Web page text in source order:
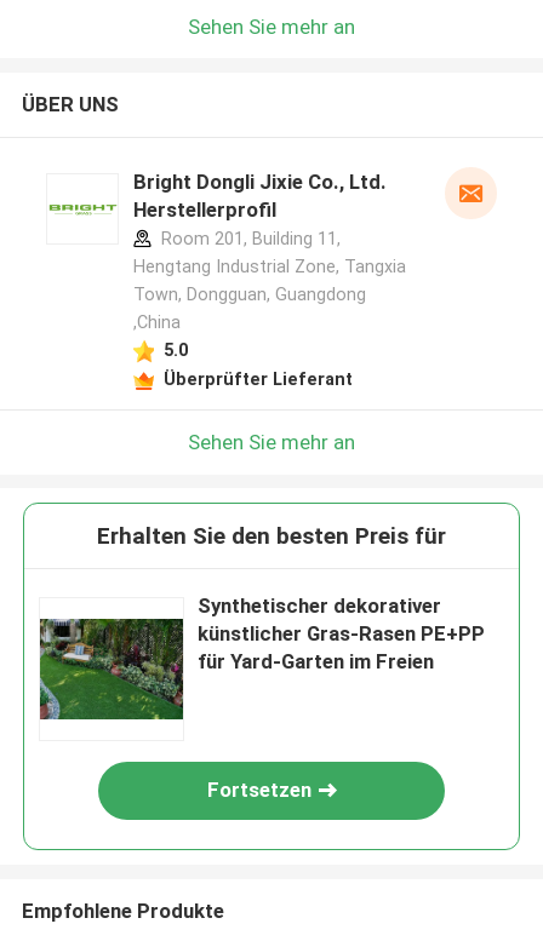
Sehen Sie mehr an
ÜBER UNS
Bright Dongli Jixie Co., Ltd.
Herstellerprofil
Room 201, Building 11,
Hengtang Industrial Zone, Tangxia
Town, Dongguan, Guangdong
,China
5.0
Überprüfter Lieferant
Sehen Sie mehr an
Erhalten Sie den besten Preis für
Synthetischer dekorativer
künstlicher Gras-Rasen PE+PP
für Yard-Garten im Freien
Fortsetzen
Empfohlene Produkte